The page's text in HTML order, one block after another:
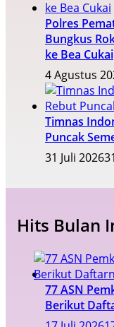
Polres
Bungkus
ke Bea Cukai
4 Agustus
Timnas
Puncak
31 Juli 2026
Hits Bulan
77 ASN
Berikut